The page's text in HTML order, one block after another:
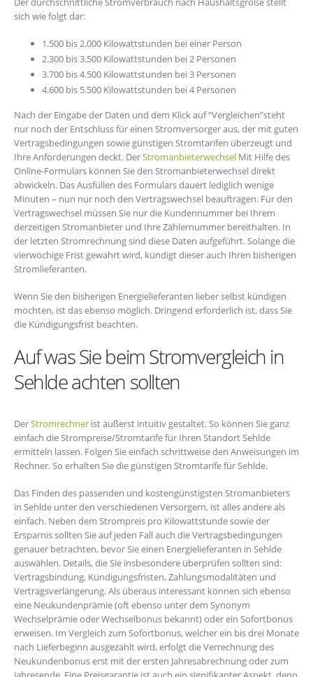
sich wie folgt dar:
1.500 bis 2.000 Kilowattstunden bei einer Person
2.300 bis 3.500 Kilowattstunden bei 2 Personen
3.700 bis 4.500 Kilowattstunden bei 3 Personen
4.600 bis 5.500 Kilowattstunden bei 4 Personen
Nach der Eingabe der Daten und dem Klick auf “Vergleichen”steht
nur noch der Entschluss für einen Stromversorger aus, der mit guten
Vertragsbedingungen sowie günstigen Stromtarifen überzeugt und
Ihre Anforderungen deckt. DerStromanbieterwechsel Mit Hilfe des
Online-Formulars können Sie den Stromanbieterwechsel direkt
abwickeln. Das Ausfüllen des Formulars dauert lediglich wenige
Minuten – nun nur noch den Vertragswechsel beauftragen. Für den
Vertragswechsel müssen Sie nur die Kundennummer bei Ihrem
derzeitigen Stromanbieter und Ihre Zählernummer bereithalten. In
der letzten Stromrechnung sind diese Daten aufgeführt. Solange die
vierwöchige Frist gewahrt wird, kündigt dieser auch Ihren bisherigen
Stromlieferanten.
Wenn Sie den bisherigen Energielieferanten lieber selbst kündigen
möchten, ist das ebenso möglich. Dringend erforderlich ist, dass Sie
die Kündigungsfrist beachten.
Auf was Sie beim Stromvergleich in
Sehlde achten sollten
DerStromrechner ist äußerst intuitiv gestaltet. So können Sie ganz
einfach die Strompreise/Stromtarife für Ihren Standort Sehlde
ermitteln lassen. Folgen Sie einfach schrittweise den Anweisungen im
Rechner. So erhalten Sie die günstigen Stromtarife für Sehlde.
Das Finden des passenden und kostengünstigsten Stromanbieters
in Sehlde unter den verschiedenen Versorgern, ist alles andere als
einfach. Neben dem Strompreis pro Kilowattstunde sowie der
Ersparnis sollten Sie auf jeden Fall auch die Vertragsbedingungen
genauer betrachten, bevor Sie einen Energielieferanten in Sehlde
auswählen. Details, die Sie insbesondere überprüfen sollten sind:
Vertragsbindung, Kündigungsfristen, Zahlungsmodalitäten und
Vertragsverlängerung. Als überaus interessant können sich ebenso
eine Neukundenprämie (oft ebenso unter dem Synonym
Wechselprämie oder Wechselbonus bekannt) oder ein Sofortbonus
erweisen. Im Vergleich zum Sofortbonus, welcher ein bis drei Monate
nach Lieferbeginn ausgezahlt wird, erfolgt die Verrechnung des
Neukundenbonus erst mit der ersten Jahresabrechnung oder zum